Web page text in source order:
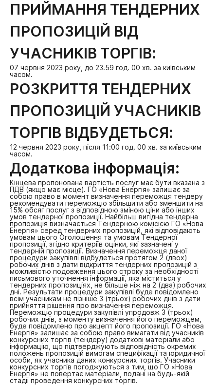
ПРИЙМАННЯ ТЕНДЕРНИХ
ПРОПОЗИЦІЙ ВІД
УЧАСНИКІВ ТОРГІВ:
07 червня 2023 року, до 23.59 год. 00 хв. за київським
часом.
РОЗКРИТТЯ ТЕНДЕРНИХ
ПРОПОЗИЦІЙ УЧАСНИКІВ
ТОРГІВ ВІДБУДЕТЬСЯ:
12 червня 2023 року, після 11:00 год. 00 хв. за київським
часом.
Додаткова інформація:
Кінцева пропонована вартість послуг має бути вказана з
ПДВ (якщо має місце). ГО «Нова Енергія» залишає за
собою право в момент визначення переможця тендеру
рекомендувати переможцю збільшити або зменшити на
15% обсяг послуг з відповідною зміною ціни або інших
умов тендерної пропозиції. Найбільш вигідна тендерна
пропозиція визначається Тендерною комісією ГО «Нова
Енергія» серед тендерних пропозицій, які відповідають
умовам цього Оголошення та умовам Тендерної
пропозиції, згідно критеріїв оцінки, які зазначені у
тендерній пропозиції. Визначення переможця даної
процедури закупівлі відбудеться протягом 2 (двох)
робочих днів з дати відкриття тендерних пропозицій з
можливістю подовження цього строку за необхідності
письмового уточнення інформації, яка міститься у
тендерних пропозиціях, не більше ніж на 2 (два) робочих
дні. Результати процедури закупівлі буде повідомлено
всім учасникам не пізніше 3 (трьох) робочих днів з дати
прийняття рішення про визначення переможця.
Переможцю процедури закупівлі упродовж 3 (трьох)
робочих днів, з моменту визначення його переможцем,
буде повідомлено про акцепт його пропозиції. ГО «Нова
Енергія» залишає за собою право вимагати від учасників
конкурсних торгів (тендеру) додаткові матеріали або
інформацію, що підтверджують відповідність окремих
положень пропозицій вимогам специфікації та юридичної
особи, як учасника даних конкурсних торгів. Учасники
конкурсних торгів погоджуються з тим, що ГО «Нова
Енергія» не повертає матеріали, подані на будь-якій
стадії проведення конкурсних торгів.